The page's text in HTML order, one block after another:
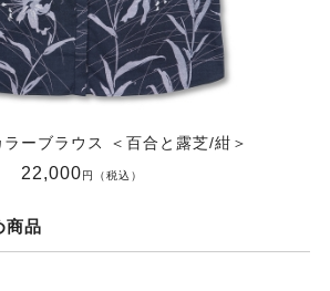
ーブラウス ＜百合と露芝/紺＞
22,000円（税込）
商品